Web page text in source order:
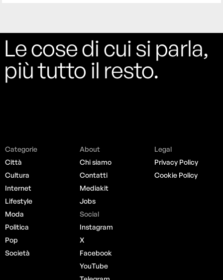
Le cose di cui si parla,
più tutto il resto.
Categorie
Città
Cultura
Internet
Lifestyle
Moda
Politica
Pop
Società
About
Chi siamo
Contatti
Mediakit
Jobs
Social
Instagram
X
Facebook
YouTube
Legal
Privacy Policy
Cookie Policy